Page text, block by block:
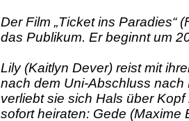
Der Film „Ticket ins Paradies“
das Publikum. Er beginnt um
Lily (Kaitlyn Dever) reist mit
nach dem Uni-Abschluss
verliebt sie sich Hals über
sofort heiraten: Gede (Maxime